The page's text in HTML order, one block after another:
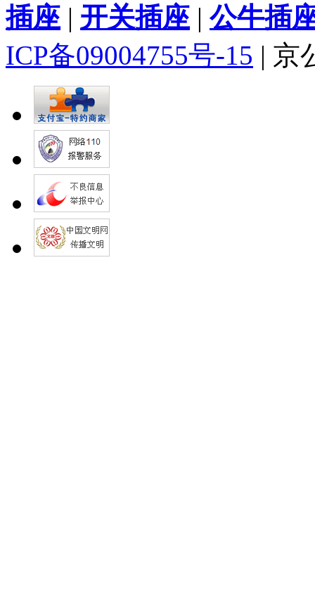
插座 | 开关插座 | 公牛插
ICP备09004755号-15 | 京